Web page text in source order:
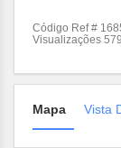
Código Ref #
Visualizações
Mapa Vista